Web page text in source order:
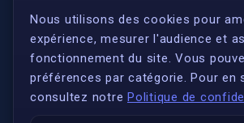
Nous utilisons des cookies pour
expérience, mesurer l'audience et
fonctionnement du site. Vous
préférences par catégorie. Pour en
consultez notre Politique de
S'inscrire
Qui sommes-nous ?
Conformité
Annuaires des traducteurs